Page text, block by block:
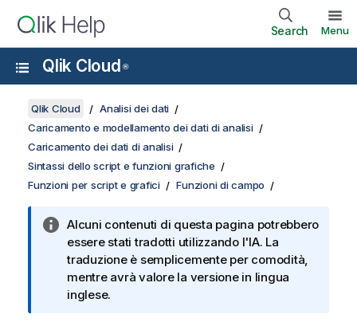
Search Menu
Qlik Cloud ®
Qlik Cloud
Analisi dei dati
Caricamento e modellamento dei dati di analisi
Caricamento dei dati di analisi
Sintassi dello script e funzioni grafiche
Funzioni per script e grafici
Funzioni di campo
Alcuni contenuti di questa pagina potrebbero
essere stati tradotti utilizzando l'IA. La
traduzione è semplicemente per comodità,
mentre avrà valore la versione in lingua
inglese.